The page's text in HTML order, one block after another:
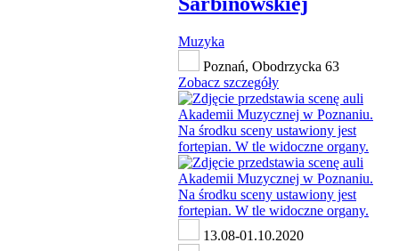
Muzyka
Poznań, Obodrzycka 63
Zobacz szczegóły
13.08-01.10.2020